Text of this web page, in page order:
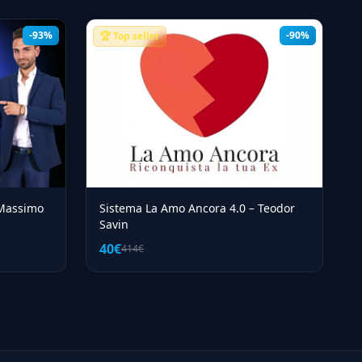
-93% -90%
🏆 Top seller
Sistema La Amo Ancora 4.0 – Teodor
Savin
40€414€